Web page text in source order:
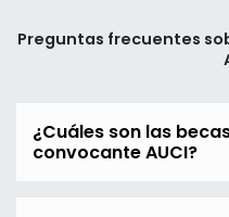
Preguntas frecuentes
¿Cuáles son las
convocante AUCI?